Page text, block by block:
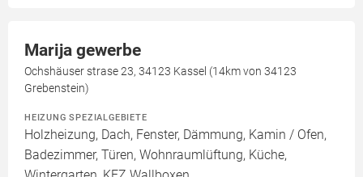
Marija gewerbe
Ochshäuser strase 23, 34123 Kassel (14km von 34123
Grebenstein)
HEIZUNG SPEZIALGEBIETE
Holzheizung, Dach, Fenster, Dämmung, Kamin / Ofen,
Badezimmer, Türen, Wohnraumlüftung, Küche,